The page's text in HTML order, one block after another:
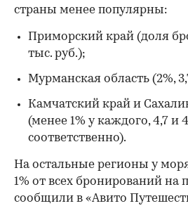
страны менее популярны:
Приморский край (доля
тыс. руб.);
Мурманская область (2%,
Камчатский край и
(менее 1% у каждого, 4,7 и
соответственно).
На остальные регионы у
1% от всех бронирований на
сообщили в «Авито